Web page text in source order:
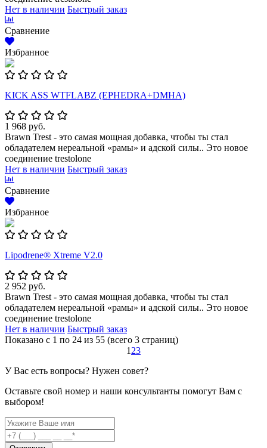
Нет в наличии Быстрый заказ
Сравнение
Избранное
KICK ASS WTFLABZ (EPHEDRA+DMHA)
1 968 руб.
Brawn Trest - это самая мощная добавка, чтобы ты стал
обладателем нереальной «рамы» и адской силы.. Это новое
соединение trestolone
Нет в наличии Быстрый заказ
Сравнение
Избранное
Lipodrene® Xtreme V2.0
2 952 руб.
Brawn Trest - это самая мощная добавка, чтобы ты стал
обладателем нереальной «рамы» и адской силы.. Это новое
соединение trestolone
Нет в наличии Быстрый заказ
Показано с 1 по 24 из 55 (всего 3 страниц)
1 23
У Вас есть вопросы? Нужен совет?
Оставьте свой номер и наши консультанты помогут Вам с
выбором!